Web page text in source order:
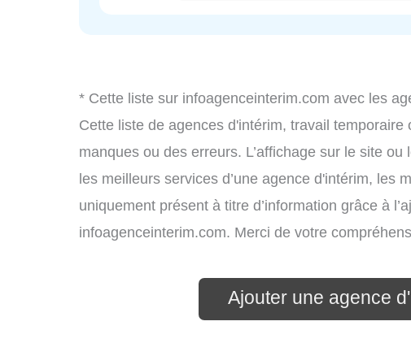
* Cette liste sur infoagenceinterim.com avec les
Cette liste de agences d'intérim, travail
manques ou des erreurs. L’affichage sur le site
les meilleurs services d’une agence d'intérim, les
uniquement présent à titre d’information grâce à
infoagenceinterim.com. Merci de votre
Ajouter une agence